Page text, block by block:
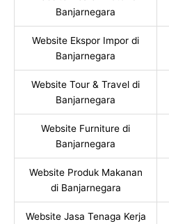
Banjarnegara
Website Ekspor Impor di
Banjarnegara
Website Tour & Travel di
Banjarnegara
Website Furniture di
Banjarnegara
Website Produk Makanan
di Banjarnegara
Website Jasa Tenaga Kerja